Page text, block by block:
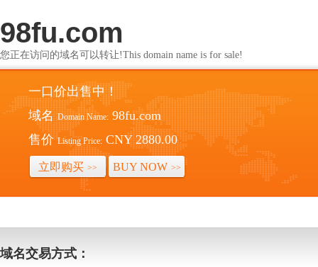
98fu.com
您正在访问的域名可以转让!This domain name is for sale!
一口价出售中！
域名 Domain Name: 98fu.com
售价 Listing Price: CNY 2880.00
立即购买 >> BUY NOW >>
域名交易方式：